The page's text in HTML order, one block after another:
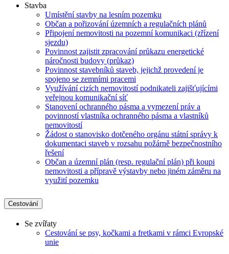
Stavba
Umístění stavby na lesním pozemku
Občan a pořizování územních a regulačních plánů
Připojení nemovitosti na pozemní komunikaci (zřízení
sjezdu)
Povinnost zajistit zpracování průkazu energetické
náročnosti budovy (průkaz)
Povinnost stavebníků staveb, jejichž provedení je
spojeno se zemními pracemi
Využívání cizích nemovitostí podnikateli zajišťujícími
veřejnou komunikační síť
Stanovení ochranného pásma a vymezení práv a
povinností vlastníka ochranného pásma a vlastníků
nemovitostí
Žádost o stanovisko dotčeného orgánu státní správy k
dokumentaci staveb v rozsahu požárně bezpečnostního
řešení
Občan a územní plán (resp. regulační plán) při koupi
nemovitosti a přípravě výstavby nebo jiném záměru na
využití pozemku
Cestování
Se zvířaty
Cestování se psy, kočkami a fretkami v rámci Evropské
unie